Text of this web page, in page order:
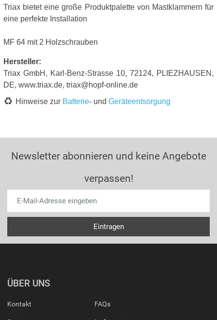
Triax bietet eine große Produktpalette von Mastklammern für
eine perfekte Installation
MF 64 mit 2 Holzschrauben
Hersteller:
Triax GmbH, Karl-Benz-Strasse 10, 72124, PLIEZHAUSEN,
DE, www.triax.de, triax@hopf-online.de
Hinweise zur Batterie- und Geräteentsorgung
Newsletter abonnieren und keine Angebote
verpassen!
ÜBER UNS
Kontakt FAQs